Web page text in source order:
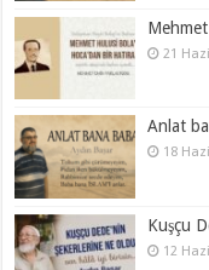
21
Anlat
18
Kuşçu
12